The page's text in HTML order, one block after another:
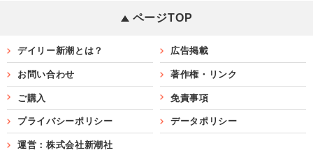
ページTOP
デイリー新潮とは？ 広告掲載
お問い合わせ 著作権・リンク
ご購入 免責事項
プライバシーポリシー データポリシー
運営：株式会社新潮社